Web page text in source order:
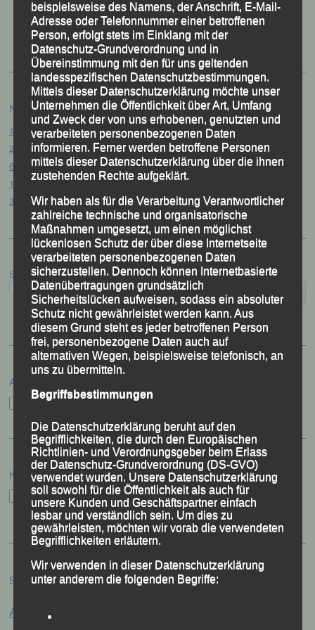
50 Jahre LG Passau
Festzschrift
Neueste Beiträge
15. Pörndorfer Sommernachtslauf – Pörndorf, 01.08.2026
20. Goldener Steig-Lauf – Stozec/Tusset, 01.08.2026
61. Bergsportfest – Ortenburg, 26.07.2026
12. Loser Berglauf – Altaussee/Österreich, 25.07.2026
32. Sommerbiathlon – Passau, 18.07.2026
Suchen
Archiv
Archiv
Kategorien
Kategorien
Schlagwörter
Alex Sellner
beispielsweise des Namens, der Anschrift, E-Mail-
Adresse oder Telefonnummer einer betroffenen
Person, erfolgt stets im Einklang mit der
Datenschutz-Grundverordnung und in
Übereinstimmung mit den für uns geltenden
landesspezifischen Datenschutzbestimmungen.
Mittels dieser Datenschutzerklärung möchte unser
Unternehmen die Öffentlichkeit über Art, Umfang
und Zweck der von uns erhobenen, genutzten und
verarbeiteten personenbezogenen Daten
informieren. Ferner werden betroffene Personen
mittels dieser Datenschutzerklärung über die ihnen
zustehenden Rechte aufgeklärt.
Wir haben als für die Verarbeitung Verantwortlicher
zahlreiche technische und organisatorische
Maßnahmen umgesetzt, um einen möglichst
lückenlosen Schutz der über diese Internetseite
verarbeiteten personenbezogenen Daten
sicherzustellen. Dennoch können Internetbasierte
Datenübertragungen grundsätzlich
Sicherheitslücken aufweisen, sodass ein absoluter
Schutz nicht gewährleistet werden kann. Aus
diesem Grund steht es jeder betroffenen Person
frei, personenbezogene Daten auch auf
alternativen Wegen, beispielsweise telefonisch, an
uns zu übermitteln.
Begriffsbestimmungen
Die Datenschutzerklärung beruht auf den
Begrifflichkeiten, die durch den Europäischen
Richtlinien- und Verordnungsgeber beim Erlass
der Datenschutz-Grundverordnung (DS-GVO)
verwendet wurden. Unsere Datenschutzerklärung
soll sowohl für die Öffentlichkeit als auch für
unsere Kunden und Geschäftspartner einfach
lesbar und verständlich sein. Um dies zu
gewährleisten, möchten wir vorab die verwendeten
Begrifflichkeiten erläutern.
Wir verwenden in dieser Datenschutzerklärung
unter anderem die folgenden Begriffe: